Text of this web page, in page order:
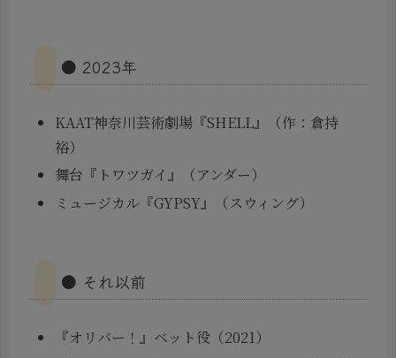
● 2023年
KAAT神奈川芸術劇場『SHELL』（作：倉持
裕）
舞台『トワツガイ』（アンダー）
ミュージカル『GYPSY』（スウィング）
● それ以前
『オリバー！』ベット役（2021）